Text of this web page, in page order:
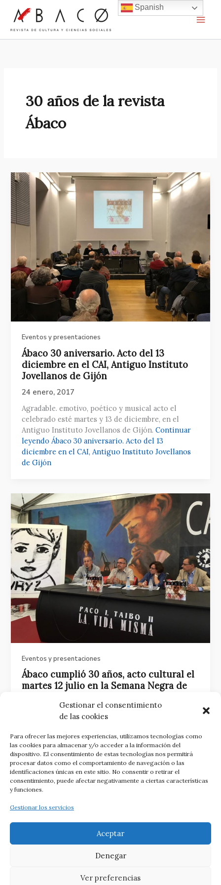
Gestionar el consentimiento
de las cookies
Para ofrecer las mejores experiencias, utilizamos tecnologías como
las cookies para almacenar y/o acceder a la información del
dispositivo. El consentimiento de estas tecnologías nos permitirá
procesar datos como el comportamiento de navegación o las
identificaciones únicas en este sitio. No consentir o retirar el
consentimiento, puede afectar negativamente a ciertas características
y funciones.
Gestionar los servicios
Aceptar
Denegar
Ver preferencias
contenido
30 años de la revista
Ábaco
Eventos y presentaciones
Ábaco 30 aniversario. Acto del 13
diciembre en el CAI, Antiguo Instituto
Jovellanos de Gijón
24 enero, 2017
Agradable. emotivo, poético y musical acto el
celebrado esté martes y 13 de diciembre, en el
Antiguo Instituto Jovellanos de Gijón.Continuar
leyendo Ábaco 30 aniversario. Acto del 13
diciembre en el CAI, Antiguo Instituto Jovellanos
de Gijón
Eventos y presentaciones
Ábaco cumplió 30 años, acto cultural el
martes 12 julio en la Semana Negra de
4 julio, 2016
carpa 3 de la Semana Negra de Gijón un acto
conmemorativo de los 30 años de la revista Ábaco,
el tema gira acerca delas revistas culturales, su
trayectoria y futuro.Continuar leyendoÁbaco
cumplió 30 años, acto cultural el martes 12 julio en
la Semana Negra de Gijón
Tema Astra para WordPress||Cookies
Spanish